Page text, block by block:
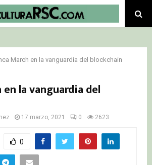
March en la vanguardia del blockchain
en la vanguardia del
17 marzo, 2021 0 2623
0